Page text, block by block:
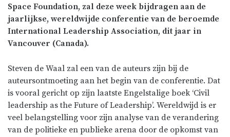
Space Foundation, zal deze week bijdragen aan de
jaarlijkse, wereldwijde conferentie van de beroemde
International Leadership Association, dit jaar in
Vancouver (Canada).
Steven de Waal zal een van de auteurs zijn bij de
auteursontmoeting aan het begin van de conferentie. Dat
is vooral gericht op zijn laatste Engelstalige boek ‘Civil
leadership as the Future of Leadership’. Wereldwijd is er
veel belangstelling voor zijn analyse van de verandering
van de politieke en publieke arena door de opkomst van